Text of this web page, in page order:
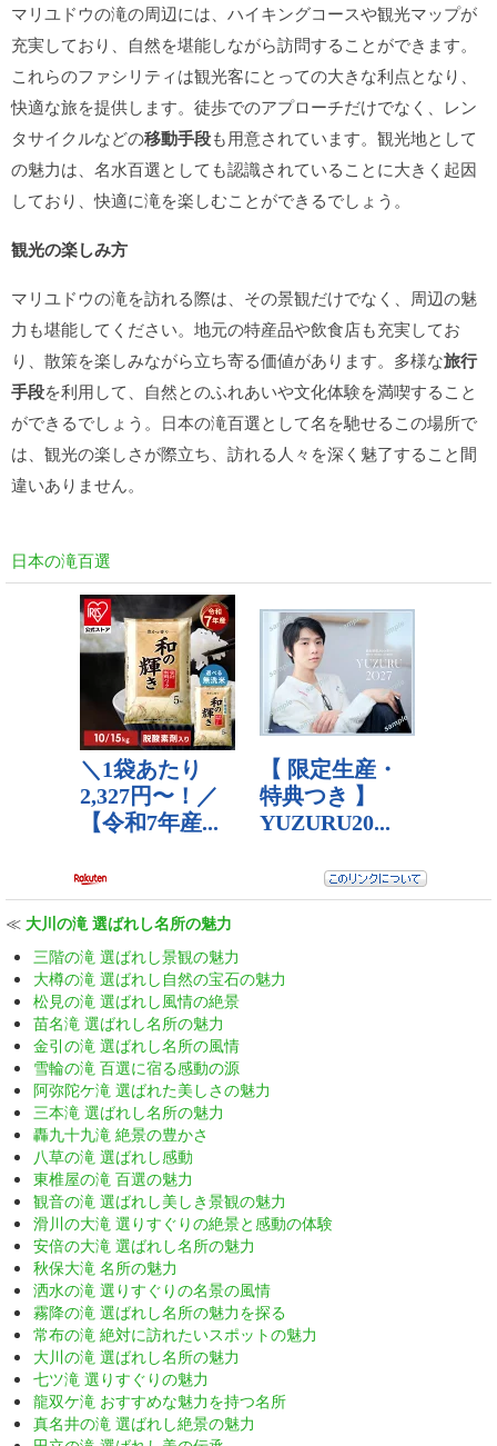
マリユドウの滝の周辺には、ハイキングコースや観光マップが
充実しており、自然を堪能しながら訪問することができます。
これらのファシリティは観光客にとっての大きな利点となり、
快適な旅を提供します。徒歩でのアプローチだけでなく、レン
タサイクルなどの移動手段も用意されています。観光地として
の魅力は、名水百選としても認識されていることに大きく起因
しており、快適に滝を楽しむことができるでしょう。
観光の楽しみ方
マリユドウの滝を訪れる際は、その景観だけでなく、周辺の魅
力も堪能してください。地元の特産品や飲食店も充実してお
り、散策を楽しみながら立ち寄る価値があります。多様な旅行
手段を利用して、自然とのふれあいや文化体験を満喫すること
ができるでしょう。日本の滝百選として名を馳せるこの場所で
は、観光の楽しさが際立ち、訪れる人々を深く魅了すること間
違いありません。
日本の滝百選
≪ 大川の滝 選ばれし名所の魅力
三階の滝 選ばれし景観の魅力
大樽の滝 選ばれし自然の宝石の魅力
松見の滝 選ばれし風情の絶景
苗名滝 選ばれし名所の魅力
金引の滝 選ばれし名所の風情
雪輪の滝 百選に宿る感動の源
阿弥陀ケ滝 選ばれた美しさの魅力
三本滝 選ばれし名所の魅力
轟九十九滝 絶景の豊かさ
八草の滝 選ばれし感動
東椎屋の滝 百選の魅力
観音の滝 選ばれし美しき景観の魅力
滑川の大滝 選りすぐりの絶景と感動の体験
安倍の大滝 選ばれし名所の魅力
秋保大滝 名所の魅力
洒水の滝 選りすぐりの名景の風情
霧降の滝 選ばれし名所の魅力を探る
常布の滝 絶対に訪れたいスポットの魅力
大川の滝 選ばれし名所の魅力
七ツ滝 選りすぐりの魅力
龍双ケ滝 おすすめな魅力を持つ名所
真名井の滝 選ばれし絶景の魅力